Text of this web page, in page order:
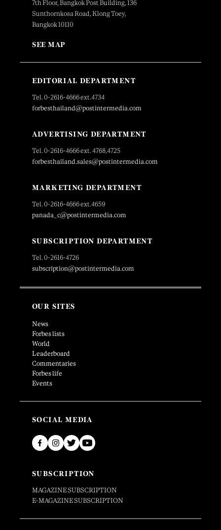
7th Floor, Bangkok Post Building, 136
Sunthornkosa Road, Klong Toey,
Bangkok 10110
SEE MAP
EDITORIAL DEPARTMENT
Tel. 0-2616-4666 ext.4734
forbesthailand@postintermedia.com
ADVERTISING DEPARTMENT
Tel. 0-2616-4666 ext. 4768,4725
forbesthailand.sales@postintermedia.com
MARKETING DEPARTMENT
Tel. 0-2616-4666 ext.4659
panada_c@postintermedia.com
SUBSCRIPTION DEPARTMENT
Tel. 0-2616-4726
subscription@postintermedia.com
OUR SITES
News
Forbes lists
World
Leaderboard
Commentaries
Forbes life
Events
SOCIAL MEDIA
SUBSCRIPTION
MAGAZINE SUBSCRIPTION
E-MAGAZINE SUBSCRIPTION